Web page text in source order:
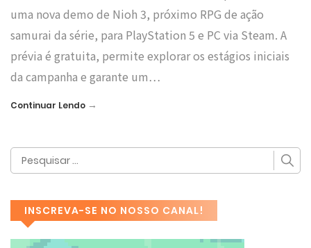
uma nova demo de Nioh 3, próximo RPG de ação
samurai da série, para PlayStation 5 e PC via Steam. A
prévia é gratuita, permite explorar os estágios iniciais
da campanha e garante um…
Continuar Lendo →
INSCREVA-SE NO NOSSO CANAL!